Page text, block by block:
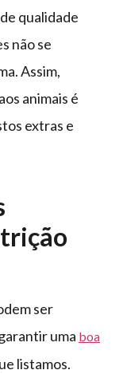
qualidade
não se
Assim,
animais é
extras e
ser
uma boa
listamos.